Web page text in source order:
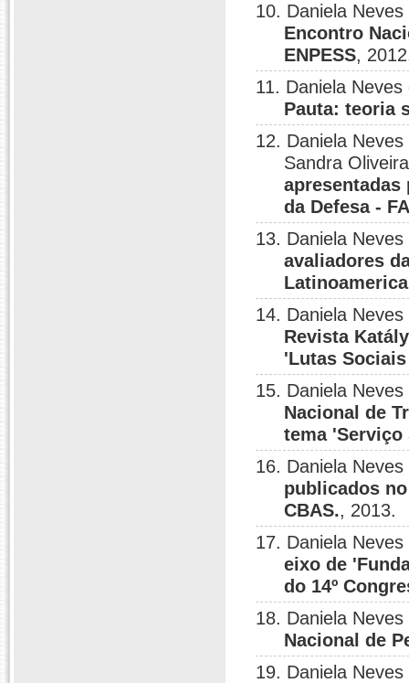
10. Daniela
Encontro
ENPESS,
11. Daniela
Pauta: teoria
12. Daniela
Sandra
apresentadas
da Defesa -
13. Daniela
avaliadores
14. Daniela
Revista
'Lutas
15. Daniela
Nacional de
tema 'Serviço
16. Daniela
publicados
CBAS., 2013.
17. Daniela
eixo de
do 14º
18. Daniela
Nacional de
19. Daniela